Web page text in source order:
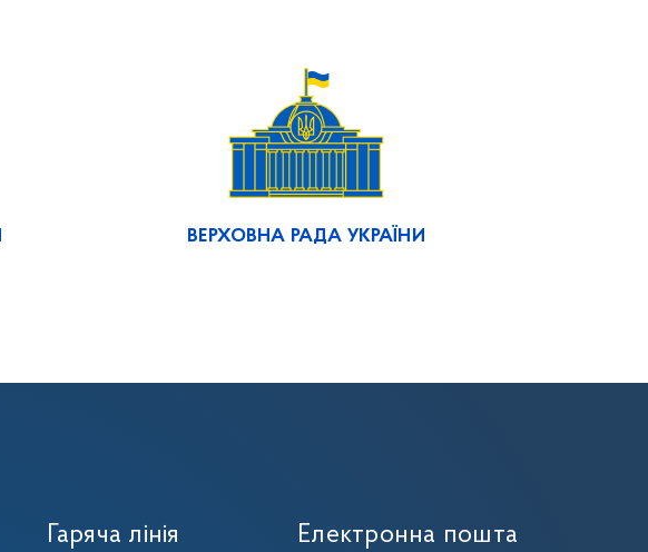
ВЕРХОВНА РАДА УКРАЇНИ
Гаряча лінія Електронна пошта